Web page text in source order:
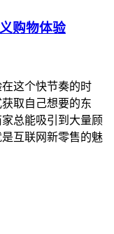
购物体验
这个快节奏的时
取自己想要的东
总能吸引到大量顾
互联网新零售的魅